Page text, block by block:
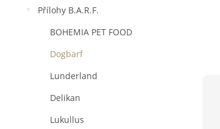
Přílohy B.A.R.F.
BOHEMIA PET FOOD
Dogbarf
Lunderland
Delikan
Lukullus